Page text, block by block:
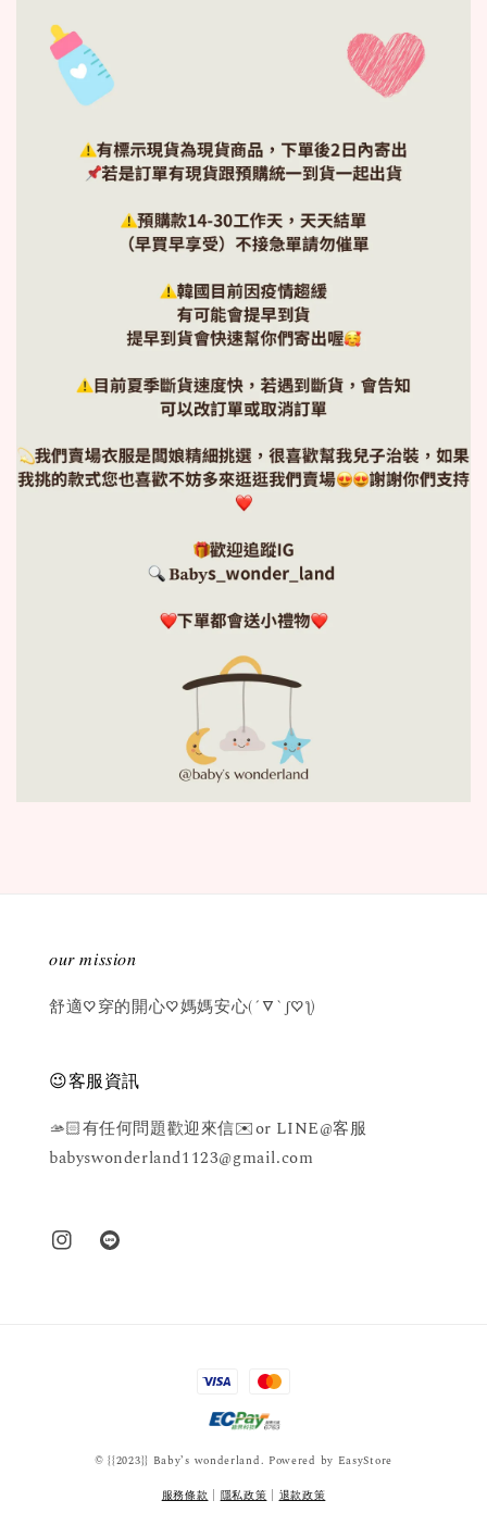
𝑜𝑢𝑟 𝑚𝑖𝑠𝑠𝑖𝑜𝑛
舒適♡穿的開心♡媽媽安心(´▽`ʃ♡ƪ)
😉客服資訊
🫴🏻有任何問題歡迎來信✉️or LINE@客服
babyswonderland1123@gmail.com
© {{2023}} Baby’s wonderland. Powered by EasyStore
服務條款|隱私政策|退款政策